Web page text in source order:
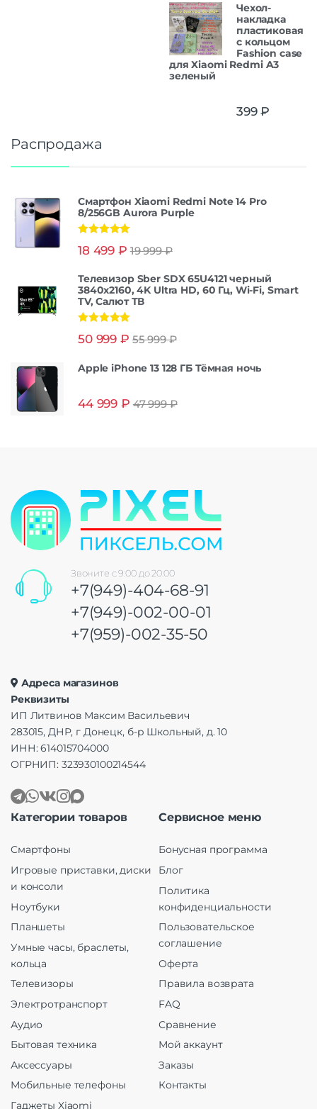
Чехол-
накладка
пластиковая
с кольцом
Fashion case
для Xiaomi Redmi A3
зеленый
399₽
Распродажа
Смартфон Xiaomi Redmi Note 14 Pro
8/256GB Aurora Purple
из 5
18 499 ₽ 19 999₽
Телевизор Sber SDX 65U4121 черный
3840x2160, 4K Ultra HD, 60 Гц, Wi-Fi, Smart
TV, Салют ТВ
из 5
50 999 ₽ 55 999₽
Apple iPhone 13 128 ГБ Тёмная ночь
44 999 ₽ 47 999₽
Звоните с 9:00 до 20:00
+7(949)-404-68-91
+7(949)-002-00-01
+7(959)-002-35-50
Адреса магазинов
Реквизиты
ИП Литвинов Максим Васильевич
283015, ДНР, г Донецк, б-р Школьный, д. 10
ИНН: 614015704000
ОГРНИП: 323930100214544
Категории товаров
Смартфоны
Игровые приставки, диски
и консоли
Ноутбуки
Планшеты
Умные часы, браслеты,
кольца
Телевизоры
Электротранспорт
Аудио
Бытовая техника
Аксессуары
Мобильные телефоны
Гаджеты Xiaomi
Сервисное меню
Бонусная программа
Блог
Политика
конфиденциальности
Пользовательское
соглашение
Оферта
Правила возврата
FAQ
Сравнение
Мой аккаунт
Заказы
Контакты